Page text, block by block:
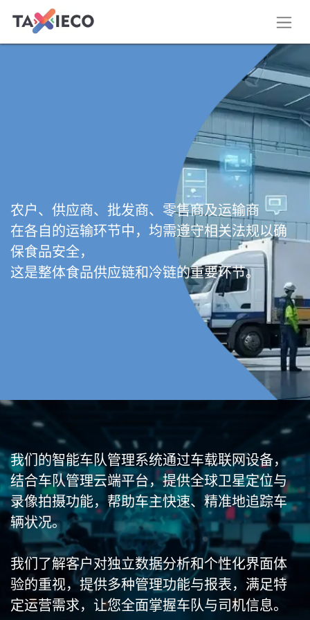
农户、供应商、批发商、零售商及运输商
在各自的运输环节中，均需遵守相关法规以确
保食品安全，
这是整体食品供应链和冷链的重要环节。
我们的智能车队管理系统通过车载联网设备，
结合车队管理云端平台，提供全球卫星定位与
录像拍摄功能，帮助车主快速、精准地追踪车
辆状况。
我们了解客户对独立数据分析和个性化界面体
验的重视，提供多种管理功能与报表，满足特
定运营需求，让您全面掌握车队与司机信息。 ​